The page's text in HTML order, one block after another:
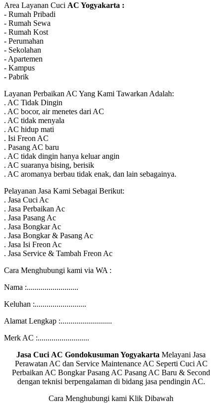
Area Layanan Cuci AC Yogyakarta :
- Rumah Pribadi
- Rumah Sewa
- Rumah Kost
- Perumahan
- Sekolahan
- Apartemen
- Kampus
- Pabrik
Layanan Perbaikan AC Yang Kami Tawarkan Adalah:
. AC Tidak Dingin
. AC bocor, air menetes dari AC
. AC tidak menyala
. AC hidup mati
. Isi Freon AC
. Pasang AC baru
. AC tidak dingin hanya keluar angin
. AC suaranya bising, berisik
. AC aromanya berbau tidak enak, dan lain sebagainya.
Pelayanan Jasa Kami Sebagai Berikut:
. Jasa Cuci Ac
. Jasa Perbaikan Ac
. Jasa Pasang Ac
. Jasa Bongkar Ac
. Jasa Bongkar & Pasang Ac
. Jasa Isi Freon Ac
. Jasa Service & Tambah Freon Ac
Cara Menghubungi kami via WA :
Nama :..........................
Keluhan :..........................
Alamat Lengkap :..........................
Merk AC :..........................
Jasa Cuci AC Gondokusuman Yogyakarta Melayani Jasa
Perawatan AC dan Service Maintenance AC Seperti Cuci AC
Perbaikan AC Bongkar Pasang AC Pasang AC Baru & Second
dengan teknisi berpengalaman di bidang jasa pendingin AC.
Cara Menghubungi kami Klik Dibawah